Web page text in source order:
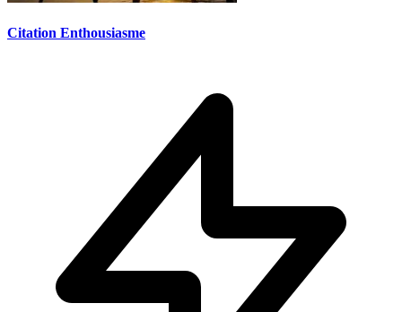
Citation Enthousiasme